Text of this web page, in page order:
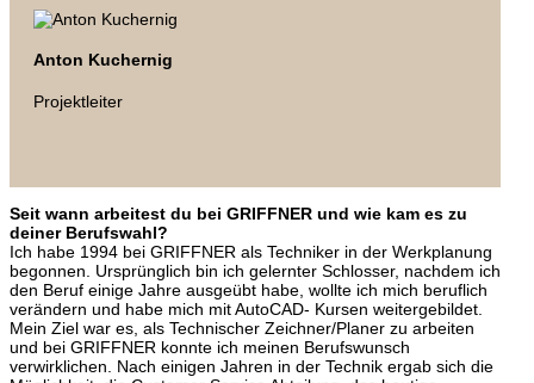
Anton Kuchernig
Projektleiter
Seit wann arbeitest du bei GRIFFNER und wie kam es zu
deiner Berufswahl?
Ich habe 1994 bei GRIFFNER als Techniker in der Werkplanung
begonnen. Ursprünglich bin ich gelernter Schlosser, nachdem ich
den Beruf einige Jahre ausgeübt habe, wollte ich mich beruflich
verändern und habe mich mit AutoCAD- Kursen weitergebildet.
Mein Ziel war es, als Technischer Zeichner/Planer zu arbeiten
und bei GRIFFNER konnte ich meinen Berufswunsch
verwirklichen. Nach einigen Jahren in der Technik ergab sich die